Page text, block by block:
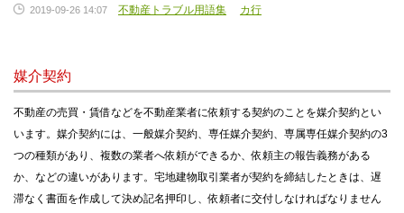
2019-09-26 14:07 不動産トラブル用語集 カ行
媒介契約
不動産の売買・賃借などを不動産業者に依頼する契約のことを媒介契約とい
います。媒介契約には、一般媒介契約、専任媒介契約、専属専任媒介契約の3
つの種類があり、複数の業者へ依頼ができるか、依頼主の報告義務がある
か、などの違いがあります。宅地建物取引業者が契約を締結したときは、遅
滞なく書面を作成して決め記名押印し、依頼者に交付しなければなりません